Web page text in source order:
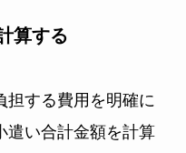
算する
担する費用を明確に
遣い合計金額を計算